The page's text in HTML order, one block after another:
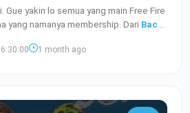
Gue yakin lo semua yang main Free Fire
yang namanya membership. Dari Baca
1 month ago